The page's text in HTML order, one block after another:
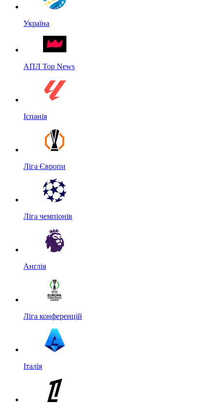
Україна
АПЛ Top News
Іспанія
Ліга Європи
Ліга чемпіонів
Англія
Ліга конференцій
Італія